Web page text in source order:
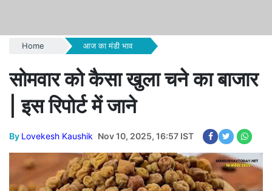
Home आज का मंडी भाव
सोमवार को कैसा खुला चने का बाजार
| इस रिपोर्ट में जाने
By Lovekesh Kaushik Nov 10, 2025, 16:57 IST